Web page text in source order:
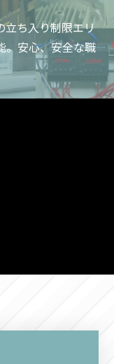
立ち入り制限エリ
安心、安全な職